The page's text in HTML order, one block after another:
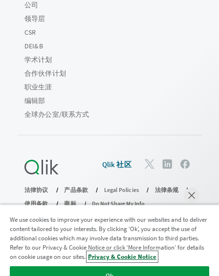
马上聊天
公司
领导层
CSR
DEI&B
学术计划
合作伙伴计划
职业生涯
编辑部
全球办公室/联系方式
Qlik 社区
法律协议 产品条款 Legal Policies
法律条规
使用条款
商标
Do Not Share My Info
版权所有 © 1993-2026 QlikTech International AB。保留所有权利。
加入分析现代化计划
使用分析现代化计划实现现代化，同时不损害您宝贵的
We use cookies to improve your experience with our websites and to deliver
content tailored to your interests. By clicking ‘Ok’, you accept the use of
additional cookies which may involve data transmission to third parties.
Refer to our Privacy & Cookie Notice or click ‘More Information’ for details
on cookie usage on our sites. Privacy & Cookie Notice